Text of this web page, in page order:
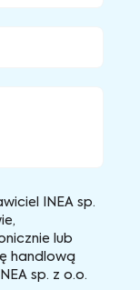
INEA sp.
lub
handlową
sp. z o.o.